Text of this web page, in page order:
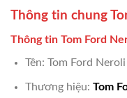
Thông tin chung
Thông tin Tom Ford
Tên: Tom Ford
Thương hiệu: Tom